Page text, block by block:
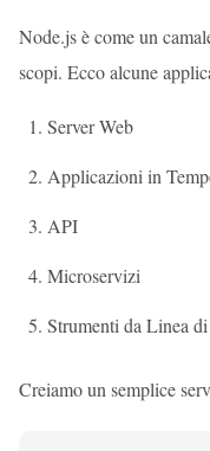
Node.js è come un
scopi. Ecco alcune
Server Web
Applicazioni in
API
Microservizi
Strumenti da Linea
Creiamo un semplice